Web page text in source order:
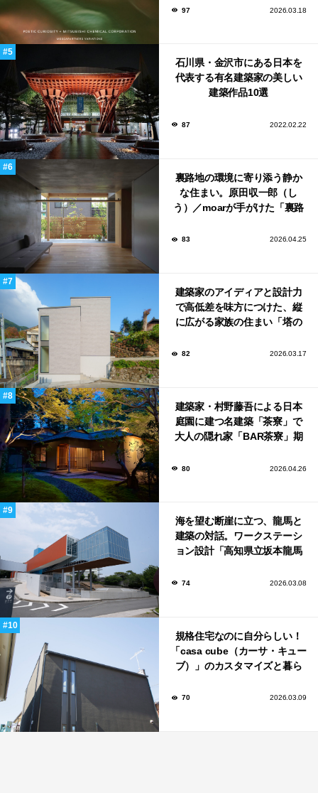
ンウィーク2026で初出展
97 2026.03.18
石川県・金沢市にある日本を
代表する有名建築家の美しい
建築作品10選
87 2022.02.22
裏路地の環境に寄り添う静か
な住まい。原田収一郎（し
う）／moarが手がけた「裏路
83 2026.04.25
建築家のアイディアと設計力
で高低差を味方につけた、縦
に広がる家族の住まい「塔の
82 2026.03.17
建築家・村野藤吾による日本
庭園に建つ名建築「茶寮」で
大人の隠れ家「BAR茶寮」期
80 2026.04.26
海を望む断崖に立つ、龍馬と
建築の対話。ワークステーシ
ョン設計「高知県立坂本龍馬
74 2026.03.08
規格住宅なのに自分らしい！
「casa cube（カーサ・キュー
ブ）」のカスタマイズと暮ら
70 2026.03.09